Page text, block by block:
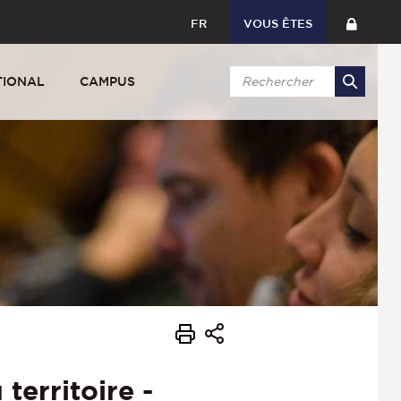
FR VOUS ÊTES
CAMPUS
territoire -